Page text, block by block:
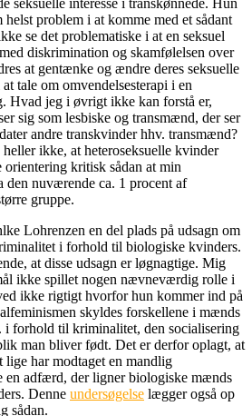
seksuelle interesse i transkønnede. Hun
helst problem i at komme med et sådant
se det problematiske i at en seksuel
diskrimination og skamfølelsen over
at gentænke og ændre deres seksuelle
tale om omvendelsesterapi i en
Hvad jeg i øvrigt ikke kan forstå er,
sig som lesbiske og transmænd, der ser
andre transkvinder hhv. transmænd?
ikke, at heteroseksuelle kvinder
orientering kritisk sådan at min
den nuværende ca. 1 procent af
gruppe.
Lohrenzen en del plads på udsagn om
i forhold til biologiske kvinders.
at disse udsagn er løgnagtige. Mig
ikke spillet nogen nævneværdig rolle i
ikke rigtigt hvorfor hun kommer ind på
skyldes forskellene i mænds
forhold til kriminalitet, den socialisering
man bliver født. Det er derfor oplagt, at
lige har modtaget en mandlig
en adfærd, der ligner biologiske mænds
Denne undersøgelse lægger også op
sådan.